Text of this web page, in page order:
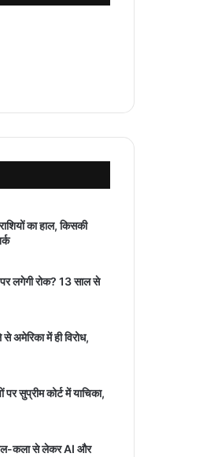
का हाल, किसकी
लगेगी रोक? 13 साल से
में ही विरोध,
सुप्रीम कोर्ट में याचिका,
कला से लेकर AI और